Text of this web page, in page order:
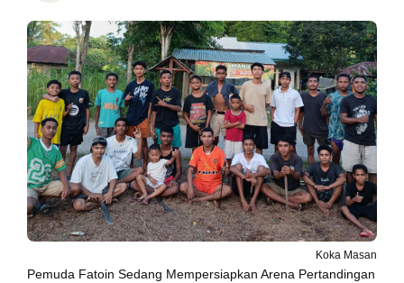
Koka Masan
Pemuda Fatoin Sedang Mempersiapkan Arena Pertandingan